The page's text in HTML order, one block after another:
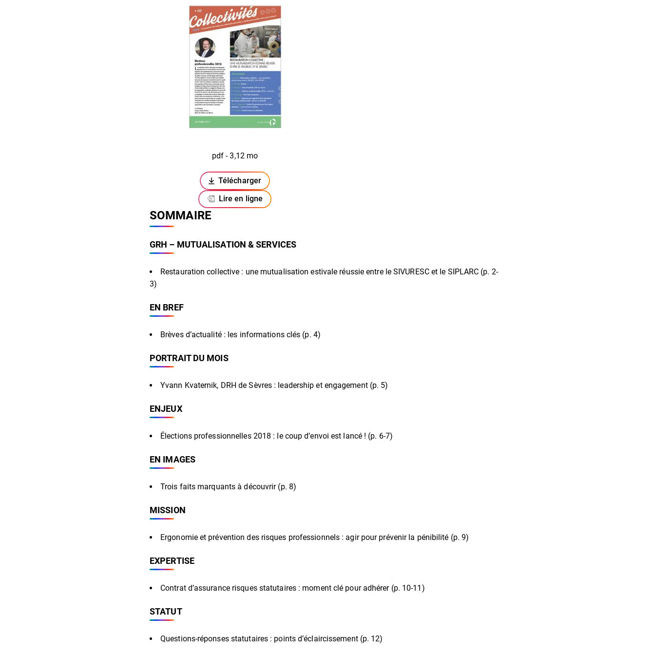
pdf - 3,12 mo
Télécharger
(ouverture dans un nouvel onglet)
Lire en ligne
SOMMAIRE
GRH – MUTUALISATION & SERVICES
Restauration collective : une mutualisation estivale réussie entre le SIVURESC et le SIPLARC (p. 2-
3)
EN BREF
Brèves d’actualité : les informations clés (p. 4)
PORTRAIT DU MOIS
Yvann Kvaternik, DRH de Sèvres : leadership et engagement (p. 5)
ENJEUX
Élections professionnelles 2018 : le coup d’envoi est lancé ! (p. 6-7)
EN IMAGES
Trois faits marquants à découvrir (p. 8)
MISSION
Ergonomie et prévention des risques professionnels : agir pour prévenir la pénibilité (p. 9)
EXPERTISE
Contrat d’assurance risques statutaires : moment clé pour adhérer (p. 10-11)
STATUT
Questions-réponses statutaires : points d’éclaircissement (p. 12)